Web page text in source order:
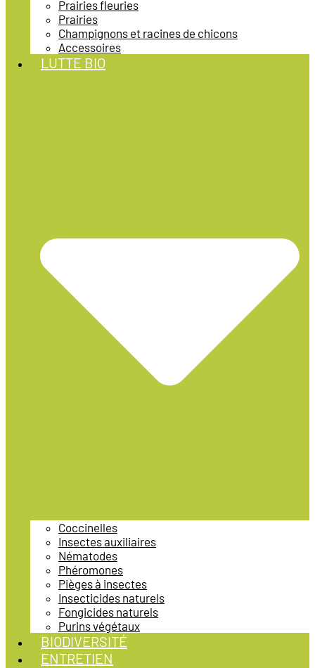
Prairies fleuries
Prairies
Champignons et racines de chicons
Accessoires
LUTTE BIO
Coccinelles
Insectes auxiliaires
Nématodes
Phéromones
Pièges à insectes
Insecticides naturels
Fongicides naturels
Purins végétaux
BIODIVERSITÉ
ENTRETIEN